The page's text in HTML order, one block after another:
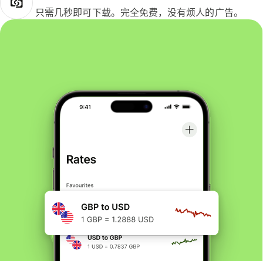
只需几秒即可下载。完全免费，没有烦人的广告。